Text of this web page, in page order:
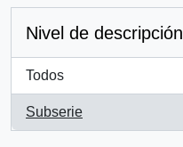
Nivel de descripción
Todos
Subserie
, 67 resultados